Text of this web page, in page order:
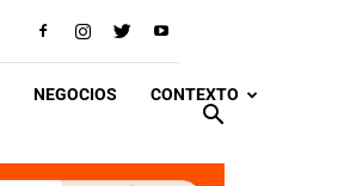
NEGOCIOS CONTEXTO